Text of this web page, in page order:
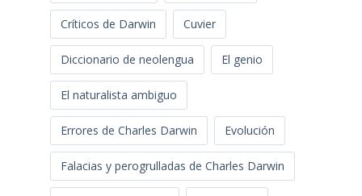
Críticos de Darwin Cuvier
Diccionario de neolengua El genio
El naturalista ambiguo
Errores de Charles Darwin Evolución
Falacias y perogrulladas de Charles Darwin